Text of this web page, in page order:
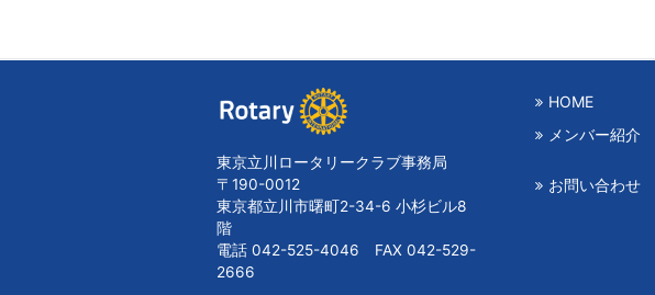
東京立川ロータリークラブ事務局
〒190-0012
東京都立川市曙町2-34-6 小杉ビル8
階
電話 042-525-4046 FAX 042-529-
2666
HOME
メンバー紹介
お問い合わせ